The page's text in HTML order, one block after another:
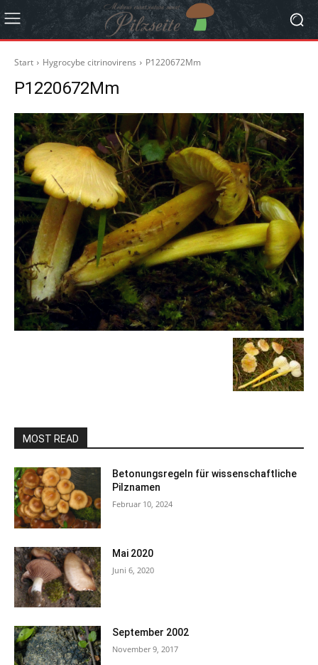
Start Hygrocybe citrinovirens P1220672Mm
P1220672Mm
MOST READ
Betonungsregeln für wissenschaftliche
Pilznamen
Februar 10, 2024
Mai 2020
Juni 6, 2020
September 2002
November 9, 2017